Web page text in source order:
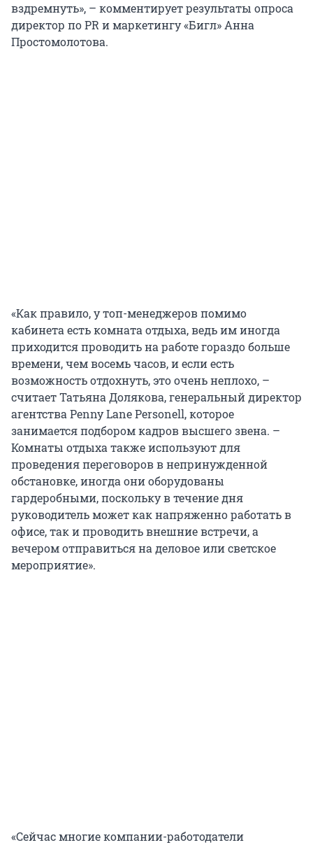
вздремнуть», – комментирует результаты опроса
директор по PR и маркетингу «Бигл» Анна
Простомолотова.
«Как правило, у топ-менеджеров помимо
кабинета есть комната отдыха, ведь им иногда
приходится проводить на работе гораздо больше
времени, чем восемь часов, и если есть
возможность отдохнуть, это очень неплохо, –
считает Татьяна Долякова, генеральный директор
агентства Penny Lane Personell, которое
занимается подбором кадров высшего звена. –
Комнаты отдыха также используют для
проведения переговоров в непринужденной
обстановке, иногда они оборудованы
гардеробными, поскольку в течение дня
руководитель может как напряженно работать в
офисе, так и проводить внешние встречи, а
вечером отправиться на деловое или светское
мероприятие».
«Сейчас многие компании-работодатели